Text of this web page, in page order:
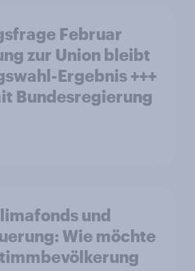
Februar
zur Union bleibt
Ergebnis +++
Bundesregierung
und
Wie möchte